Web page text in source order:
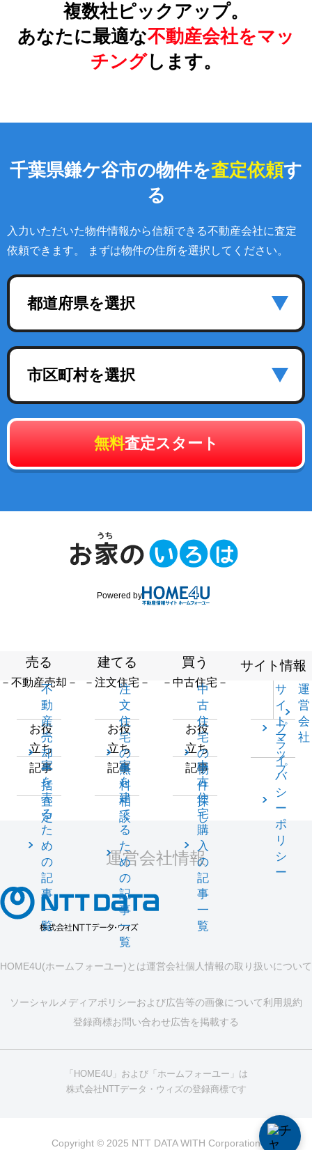
複数社ピックアップ。
あなたに最適な不動産会社をマッ
チングします。
千葉県鎌ケ谷市の物件を査定依頼す
る
入力いただいた物件情報から信頼できる不動産会社に査定
依頼できます。 まずは物件の住所を選択してください。
都道府県を選択
市区町村を選択
無料査定スタート
Powered by
売る
－不動産売却－
不
動
産
売
却
一
括
査
定
お役
立ち
記事
家
を
売
る
た
め
の
記
事
一
覧
建てる
－注文住宅－
注
文
住
宅
の
無
料
相
談
お役
立ち
記事
家
を
建
て
る
た
め
の
記
事
一
覧
買う
－中古住宅－
中
古
住
宅
の
物
件
探
し
お役
立ち
記事
中
古
住
宅
購
入
の
記
事
一
覧
サイト情報
サ
イ
ト
マ
ッ
プ
運
営
会
社
プ
ラ
イ
バ
シ
ー
ポ
リ
シ
ー
運営会社情報
HOME4U(ホームフォーユー)とは運営会社個人情報の取り扱いについて
ソーシャルメディアポリシーおよび広告等の画像について利用規約
登録商標お問い合わせ広告を掲載する
「HOME4U」および「ホームフォーユー」は
株式会社NTTデータ・ウィズの登録商標です
Copyright © 2025 NTT DATA WITH Corporation